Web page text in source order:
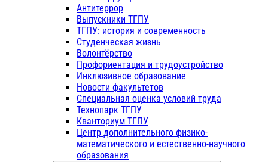
Антитеррор
Выпускники ТГПУ
ТГПУ: история и современность
Студенческая жизнь
Волонтёрство
Профориентация и трудоустройство
Инклюзивное образование
Новости факультетов
Специальная оценка условий труда
Технопарк ТГПУ
Кванториум ТГПУ
Центр дополнительного физико-
математического и естественно-научного
образования